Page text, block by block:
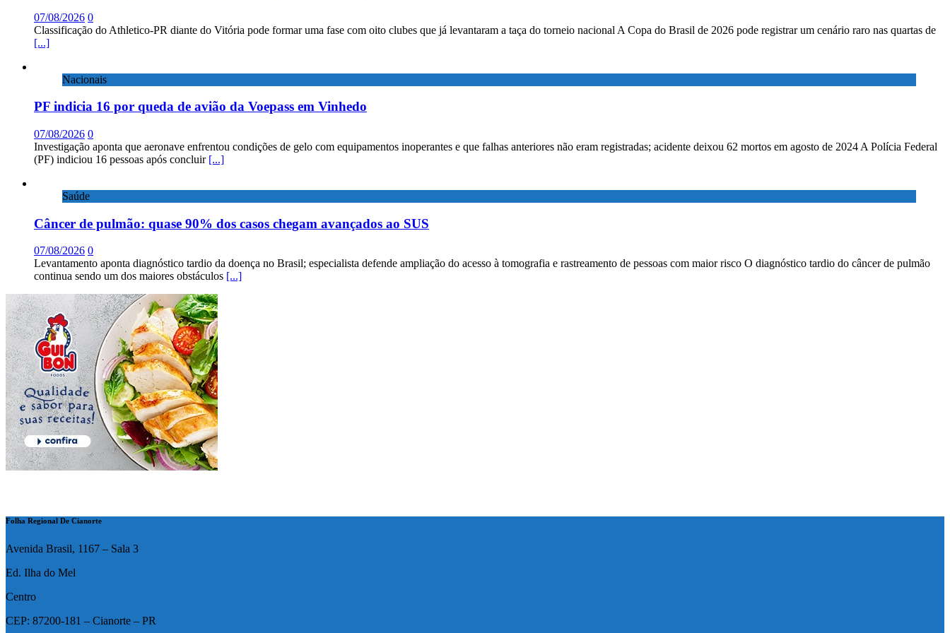
07/08/2026 0
Classificação do Athletico-PR diante do Vitória pode formar uma fase com oito clubes que já levantaram a taça do torneio nacional A Copa do Brasil de 2026 pode registrar um cenário raro nas quartas de
[...]
Nacionais
PF indicia 16 por queda de avião da Voepass em Vinhedo
07/08/2026 0
Investigação aponta que aeronave enfrentou condições de gelo com equipamentos inoperantes e que falhas anteriores não eram registradas; acidente deixou 62 mortos em agosto de 2024 A Polícia Federal
(PF) indiciou 16 pessoas após concluir [...]
Saúde
Câncer de pulmão: quase 90% dos casos chegam avançados ao SUS
07/08/2026 0
Levantamento aponta diagnóstico tardio da doença no Brasil; especialista defende ampliação do acesso à tomografia e rastreamento de pessoas com maior risco O diagnóstico tardio do câncer de pulmão
continua sendo um dos maiores obstáculos [...]
Folha Regional De Cianorte
Avenida Brasil, 1167 – Sala 3
Ed. Ilha do Mel
Centro
CEP: 87200-181 – Cianorte – PR